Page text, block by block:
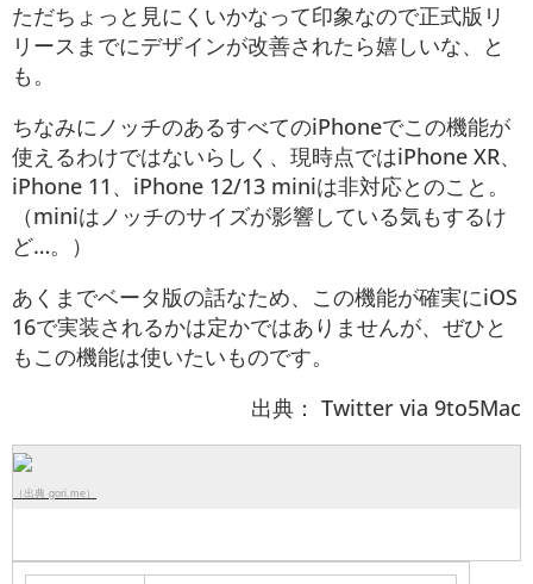
ただちょっと見にくいかなって印象なので正式版リ
リースまでにデザインが改善されたら嬉しいな、と
も。
ちなみにノッチのあるすべてのiPhoneでこの機能が
使えるわけではないらしく、現時点ではiPhone XR、
iPhone 11、iPhone 12/13 miniは非対応とのこと。
（miniはノッチのサイズが影響している気もするけ
ど…。）
あくまでベータ版の話なため、この機能が確実にiOS
16で実装されるかは定かではありませんが、ぜひと
もこの機能は使いたいものです。
出典： Twitter via 9to5Mac
（出典 gori.me）